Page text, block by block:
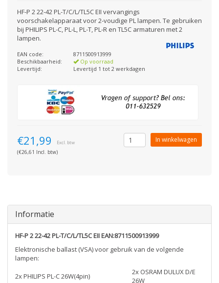
HF-P 2 22-42 PL-T/C/L/TL5C EII vervangings
voorschakelapparaat voor 2-voudige PL lampen. Te gebruiken
bij PHILIPS PL-C, PL-L, PL-T, PL-R en TL5C armaturen met 2
lampen.
EAN code:
8711500913999
Beschikbaarheid:
Op voorraad
Levertijd:
Levertijd 1 tot 2 werkdagen
€21,99 Excl. btw
(€26,61 Incl. btw)
In winkelwagen
Informatie
HF-P 2 22-42 PL-T/C/L/TL5C EII EAN:8711500913999
Elektronische ballast (VSA) voor gebruik van de volgende
lampen:
2x PHILIPS PL-C 26W(4pin)
2x OSRAM DULUX D/E
26W